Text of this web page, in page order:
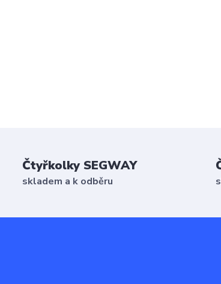
Čtyřkolky SEGWAY
skladem a k odběru